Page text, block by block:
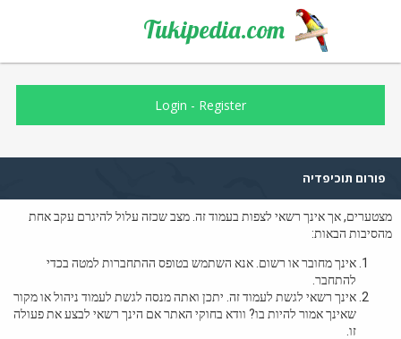
Tukipedia.com
Login - Register
פורום תוכיפדיה
מצטערים, אך אינך רשאי לצפות בעמוד זה. מצב שכזה עלול להיגרם עקב אחת
מהסיבות הבאות:
אינך מחובר או רשום. אנא השתמש בטופס ההתחברות למטה בכדי
להתחבר.
אינך רשאי לגשת לעמוד זה. יתכן ואתה מנסה לגשת לעמוד ניהול או מקור
שאינך אמור להיות בו? וודא בחוקי האתר אם הינך רשאי לבצע את פעולה
זו.